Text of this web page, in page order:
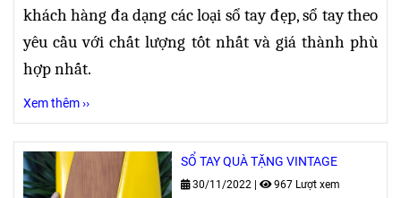
khách hàng đa dạng các loại sổ tay đẹp, sổ tay theo
yêu cầu với chất lượng tốt nhất và giá thành phù
hợp nhất.
Xem thêm ››
SỔ TAY QUÀ TẶNG VINTAGE
30/11/2022 | 967 Lượt xem